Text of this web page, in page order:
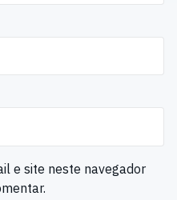
e site neste navegador